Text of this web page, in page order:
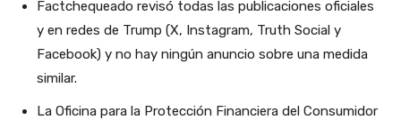
Factchequeado revisó todas las publicaciones oficiales
y en redes de Trump (X, Instagram, Truth Social y
Facebook) y no hay ningún anuncio sobre una medida
similar.
La Oficina para la Protección Financiera del Consumidor